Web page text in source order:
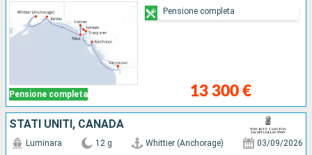
Pensione completa 13 300 €
Pensione completa
STATI UNITI, CANADA
Luminara 12 g Whittier (Anchorage) 03/09/2026